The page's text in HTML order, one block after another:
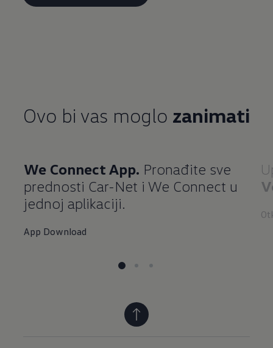
Ovo bi vas moglo zanimati
We Connect App. Pronađite sve
prednosti Car-Net i We Connect u
jednoj aplikaciji.
App Download